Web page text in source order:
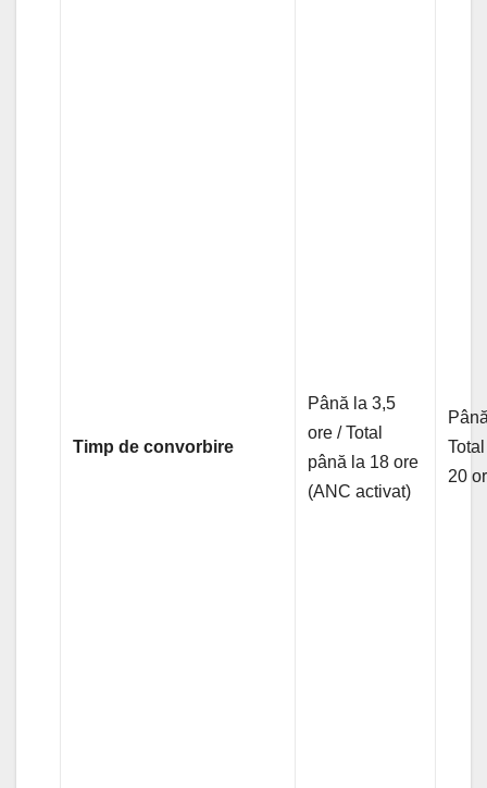
Timp de convorbire
Până la 3,5
ore / Total
până la 18 ore
(ANC activat)
20